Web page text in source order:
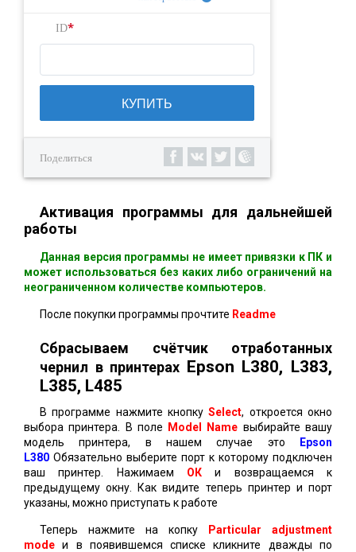
ID*
КУПИТЬ
Поделиться
Активация программы для дальнейшей
работы
Данная версия программы не имеет привязки к ПК и
может использоваться без каких либо ограничений на
неограниченном количестве компьютеров.
После покупки программы прочтите Readme
Сбрасываем счётчик отработанных
чернил в принтерах Epson L380, L383,
L385, L485
В программе нажмите кнопкуSelect, откроется окно
выбора принтера. В поле
Model Name выбирайте вашу
модель принтера, в нашем случае это
Epson
L380 Обязательно выберите порт к которому подключен
ваш принтер. Нажимаем ОК и возвращаемся к
предыдущему окну. Как видите теперь принтер и порт
указаны, можно приступать к работе
Теперь нажмите на копку
Particular adjustment
mode и в появившемся списке кликните дважды по